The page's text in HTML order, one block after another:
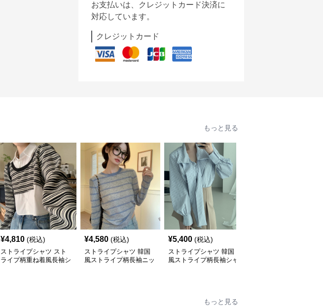
お支払いは、クレジットカード決済に
対応しています。
クレジットカード
もっと見る
¥4,810 (税込)
ストライプシャツ スト
ライプ柄重ね着風長袖シ
¥4,580 (税込)
ストライプシャツ 韓国
風ストライプ柄長袖ニッ
¥5,400 (税込)
ストライプシャツ 韓国
風ストライプ柄長袖シャ
もっと見る